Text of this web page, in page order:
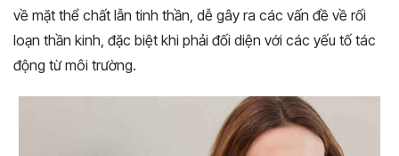
về mặt thể chất lẫn tinh thần, dễ gây ra các vấn đề về rối
loạn thần kinh, đặc biệt khi phải đối diện với các yếu tố tác
động từ môi trường.